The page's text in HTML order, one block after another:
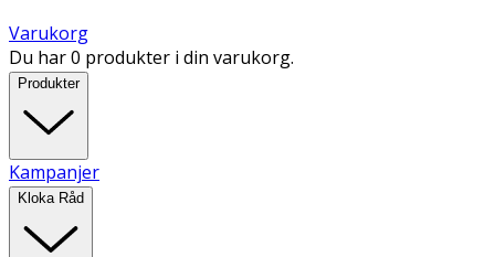
Varukorg
Du har 0 produkter i din varukorg.
Produkter
Kampanjer
Kloka Råd